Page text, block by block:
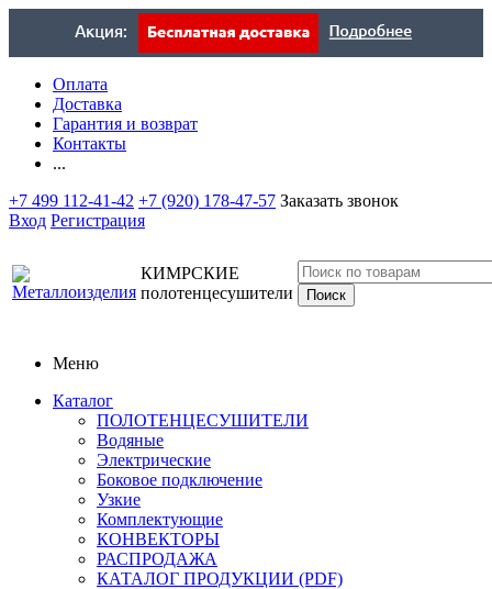
Оплата
Доставка
Гарантия и возврат
Контакты
...
+7 499 112-41-42 +7 (920) 178-47-57 Заказать звонок
Вход Регистрация
КИМРСКИЕ
полотенцесушители
Меню
Каталог
ПОЛОТЕНЦЕСУШИТЕЛИ
Водяные
Электрические
Боковое подключение
Узкие
Комплектующие
КОНВЕКТОРЫ
РАСПРОДАЖА
КАТАЛОГ ПРОДУКЦИИ (PDF)